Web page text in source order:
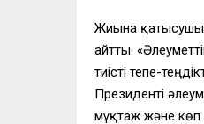
Жиынға
айтты.
тиісті тепе-
Президенті
мұқтаж және көп